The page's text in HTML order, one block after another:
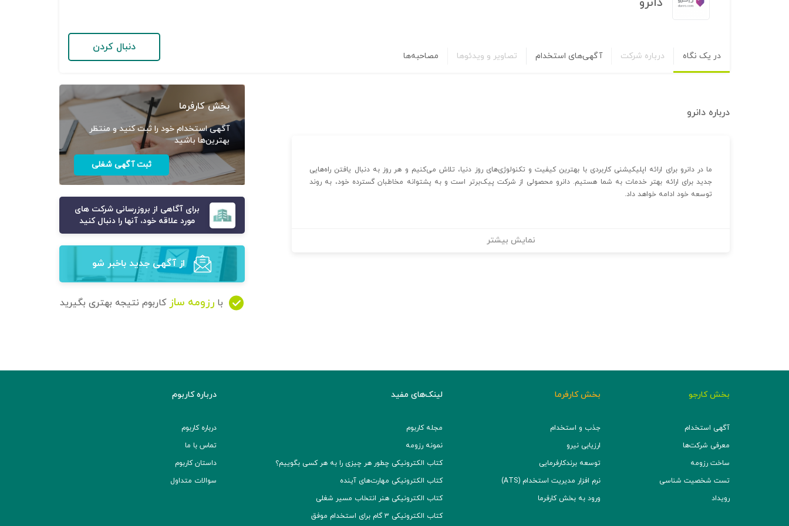
در یک نگاه درباره شرکت آگهی‌های استخدام تصاویر و ویدئوها مصاحبه‌ها
دنبال کردن
درباره دانرو
ما در دانرو برای ارائه اپلیکیشنی کاربردی با بهترین کیفیت و تکنولوژی‌های روز دنیا، تلاش می‌کنیم و هر روز به دنبال یافتن راه‌هایی
جدید برای ارائه بهتر خدمات به شما هستیم. دانرو محصولی از شرکت پیک‌برتر است و به پشتوانه مخاطبان گسترده خود، به روند
توسعه خود ادامه خواهد داد.
نمایش بیشتر
بخش کارفرما
آگهی استخدام خود را ثبت کنید و منتظر
بهترین‌ها باشید
ثبت آگهی شغلی
برای آگاهی از بروزرسانی شرکت های
مورد علاقه خود، آنها را دنبال کنید
از آگهی‌ جدید باخبر شو
با رزومه ساز کاربوم نتیجه بهتری بگیرید
بخش کارجو
آگهی استخدام
معرفی شرکت‌ها
ساخت رزومه
تست شخصیت شناسی
رویداد
بخش کارفرما
جذب و استخدام
ارزیابی نیرو
توسعه برند‌کارفرمایی
نرم افزار مدیریت استخدام (ATS)
ورود به بخش کارفرما
لینک‌های مفید
مجله کاربوم
نمونه رزومه
کتاب الکترونیکی چطور هر چیزی را به هر کسی بگوییم؟
کتاب الکترونیکی مهارت‌های آینده
کتاب الکترونیکی هنر انتخاب مسیر شغلی
کتاب الکترونیکی ۳ گام برای استخدام موفق
درباره کاربوم
درباره کاربوم
تماس با ما
داستان کاربوم
سوالات متداول